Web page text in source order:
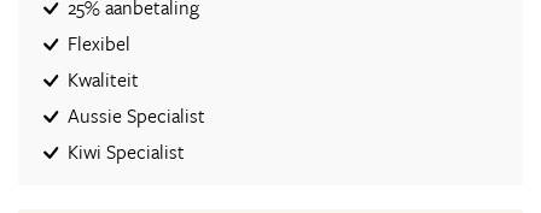
25% aanbetaling
Flexibel
Kwaliteit
Aussie Specialist
Kiwi Specialist